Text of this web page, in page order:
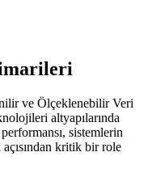
ve Ölçeklenebilir Veri
altyapılarında
sistemlerin
kritik bir role